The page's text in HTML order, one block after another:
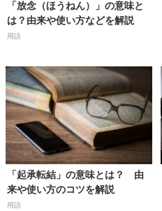
「放念（ほうねん）」の意味と
は？由来や使い方などを解説
用語
「起承転結」の意味とは？ 由
来や使い方のコツを解説
用語